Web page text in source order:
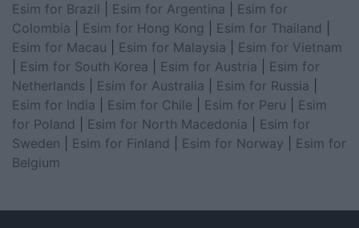
Esim for Brazil
Esim for Argentina
Esim for
Colombia
Esim for Hong Kong Esim for Thailand
Esim for Macau
Esim for Malaysia
Esim for Vietnam
Esim for South Korea Esim for Austria
Esim for
Netherlands
Esim for Australia Esim for Russia
Esim for India
Esim for Chile Esim for Peru
Esim
for Poland
Esim for North Macedonia
Esim for
Sweden
Esim for Finland Esim for Norway
Esim for
Belgium